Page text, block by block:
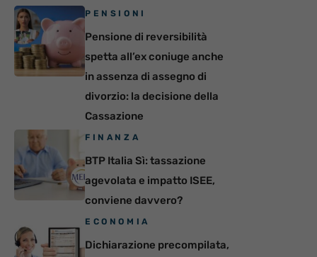
PENSIONI
Pensione di reversibilità
spetta all’ex coniuge anche
in assenza di assegno di
divorzio: la decisione della
Cassazione
FINANZA
BTP Italia Sì: tassazione
agevolata e impatto ISEE,
conviene davvero?
ECONOMIA
Dichiarazione precompilata,